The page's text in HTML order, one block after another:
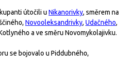
útočili u Nikanorivky, směrem na
Novooleksandrivky, Udačného,
a ve směru Novomykolajivku.
se bojovalo u Piddubného,